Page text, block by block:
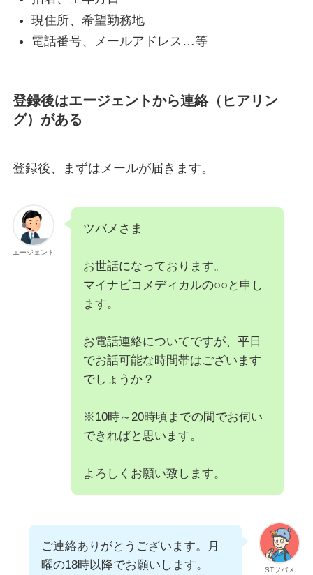
現住所、希望勤務地
電話番号、メールアドレス…等
登録後はエージェントから連絡（ヒアリン
グ）がある
登録後、まずはメールが届きます。
エージェント
ツバメさま
お世話になっております。
マイナビコメディカルの○○と申し
ます。
お電話連絡についてですが、平日
でお話可能な時間帯はございます
でしょうか？
※10時～20時頃までの間でお伺い
できればと思います。
よろしくお願い致します。
STツバメ
ご連絡ありがとうございます。月
曜の18時以降でお願いします。